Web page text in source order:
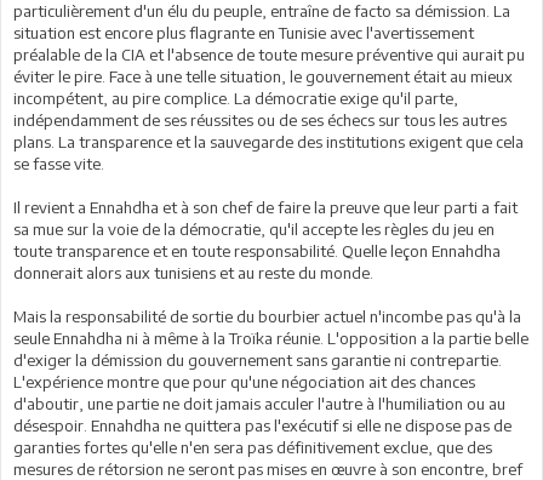
particulièrement d'un élu du peuple, entraîne de facto sa démission. La
situation est encore plus flagrante en Tunisie avec l'avertissement
préalable de la CIA et l'absence de toute mesure préventive qui aurait pu
éviter le pire. Face à une telle situation, le gouvernement était au mieux
incompétent, au pire complice. La démocratie exige qu'il parte,
indépendamment de ses réussites ou de ses échecs sur tous les autres
plans. La transparence et la sauvegarde des institutions exigent que cela
se fasse vite.
Il revient a Ennahdha et à son chef de faire la preuve que leur parti a fait
sa mue sur la voie de la démocratie, qu'il accepte les règles du jeu en
toute transparence et en toute responsabilité. Quelle leçon Ennahdha
donnerait alors aux tunisiens et au reste du monde.
Mais la responsabilité de sortie du bourbier actuel n'incombe pas qu'à la
seule Ennahdha ni à même à la Troïka réunie. L'opposition a la partie belle
d'exiger la démission du gouvernement sans garantie ni contrepartie.
L'expérience montre que pour qu'une négociation ait des chances
d'aboutir, une partie ne doit jamais acculer l'autre à l'humiliation ou au
désespoir. Ennahdha ne quittera pas l'exécutif si elle ne dispose pas de
garanties fortes qu'elle n'en sera pas définitivement exclue, que des
mesures de rétorsion ne seront pas mises en œuvre à son encontre, bref